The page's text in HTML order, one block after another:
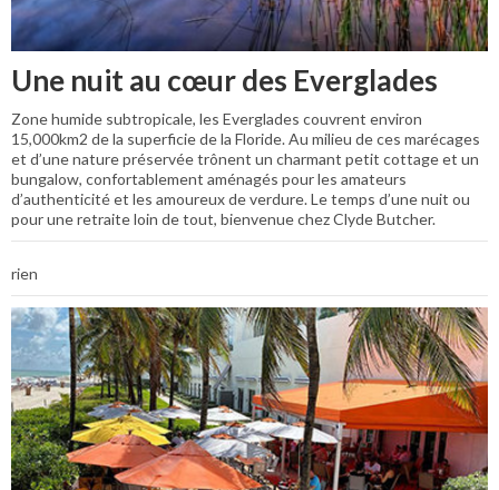
Une nuit au cœur des Everglades
Zone humide subtropicale, les Everglades couvrent environ
15,000km2 de la superficie de la Floride. Au milieu de ces marécages
et d’une nature préservée trônent un charmant petit cottage et un
bungalow, confortablement aménagés pour les amateurs
d’authenticité et les amoureux de verdure. Le temps d’une nuit ou
pour une retraite loin de tout, bienvenue chez Clyde Butcher.
rien